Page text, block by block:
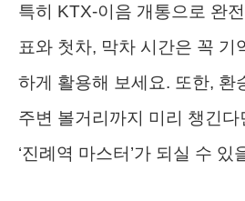
특히 KTX-이음 개통으로 완
표와 첫차, 막차 시간은 꼭 기
하게 활용해 보세요. 또한, 환
주변 볼거리까지 미리 챙긴
‘진례역 마스터’가 되실 수 있